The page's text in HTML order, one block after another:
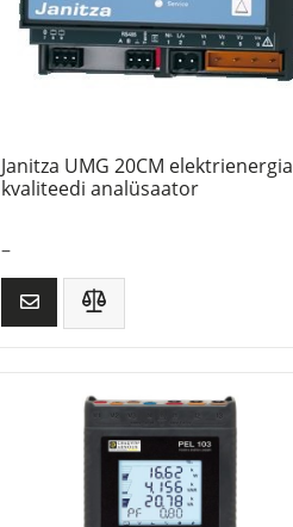
Janitza UMG 20CM elektrienergia
kvaliteedi analüsaator
–